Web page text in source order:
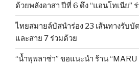
ด้วยพลังอาสา ปีที่ 6 ดึง “แอนโทเนีย”
ไทยสมายล์บัสนำร่อง 23 เส้นทางรับบั
และสาย 7 ร่วมด้วย
“น้ำพุพลาซ่า” ขอแนะนำ ร้าน